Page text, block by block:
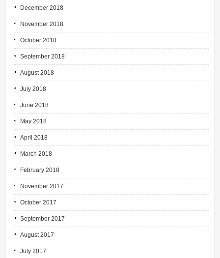
December 2018
November 2018
October 2018
September 2018
August 2018
July 2018
June 2018
May 2018
April 2018
March 2018
February 2018
November 2017
October 2017
September 2017
August 2017
July 2017